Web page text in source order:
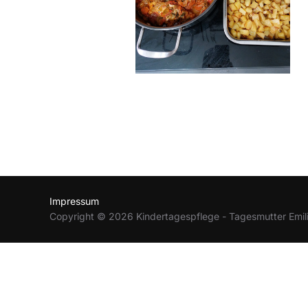
Impressum
Copyright © 2026 Kindertagespflege - Tagesmutter